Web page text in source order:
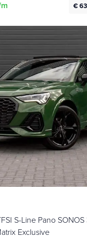
€
S-Line Pano
Exclusive